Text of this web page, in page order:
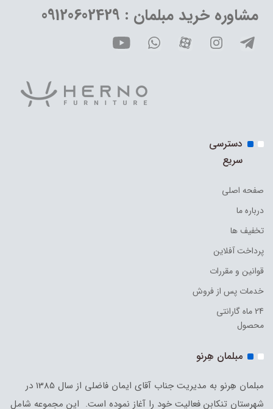
مشاوره خرید مبلمان : 09120602429
دسترسی
سریع
صفحه اصلی
درباره ما
تخفیف ها
پرداخت آفلاین
قوانین و مقررات
خدمات پس از فروش
24 ماه گارانتی
محصول
مبلمان هِرنو
مبلمان هِرنو به مدیریت جناب آقای ایمان فاضلی از سال 1385 در
شهرستان تنکابن فعالیت خود را آغاز نموده است. این مجموعه شامل